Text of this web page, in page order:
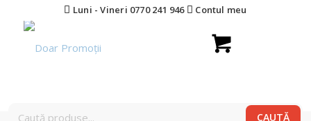
Luni - Vineri 0770 241 946 Contul meu